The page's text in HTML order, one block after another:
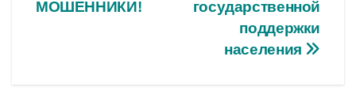
государственной
поддержки
населения
МОШЕННИКИ!